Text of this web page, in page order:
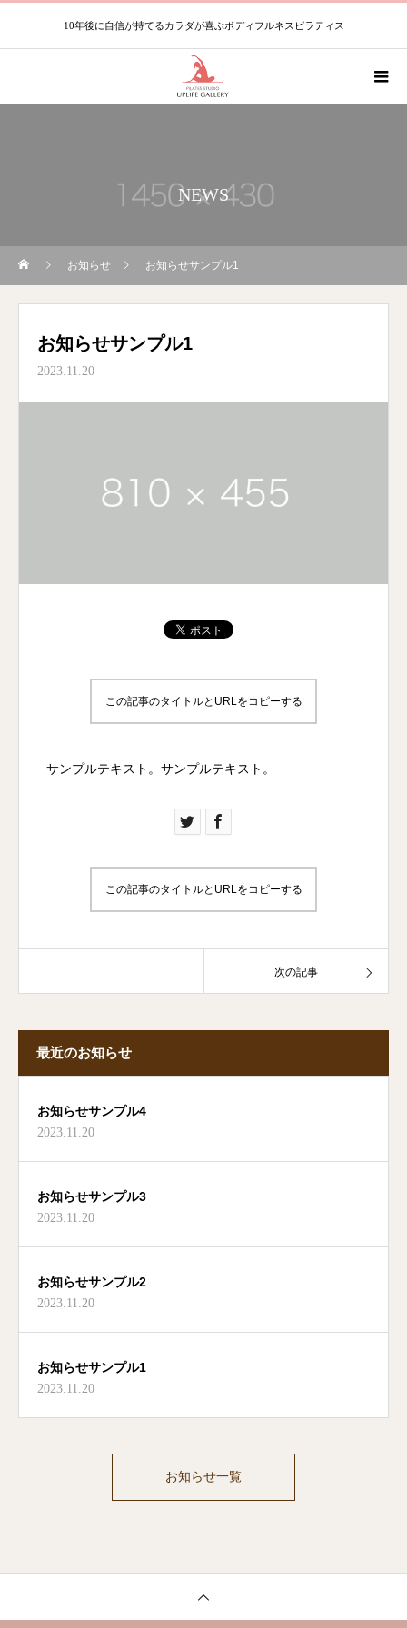
10年後に自信が持てるカラダが喜ぶボディフルネスピラティス
NEWS
お知らせ お知らせサンプル1
お知らせサンプル1
2023.11.20
この記事のタイトルとURLをコピーする
サンプルテキスト。サンプルテキスト。
この記事のタイトルとURLをコピーする
次の記事
最近のお知らせ
お知らせサンプル4
2023.11.20
お知らせサンプル3
2023.11.20
お知らせサンプル2
2023.11.20
お知らせサンプル1
2023.11.20
お知らせ一覧